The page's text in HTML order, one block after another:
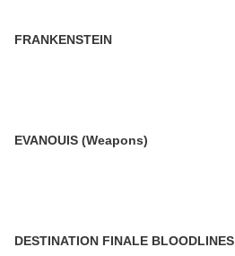
FRANKENSTEIN
EVANOUIS (Weapons)
DESTINATION FINALE BLOODLINES